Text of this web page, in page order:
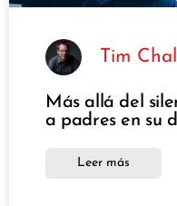
Tim
Más allá del
a padres en su
Leer más